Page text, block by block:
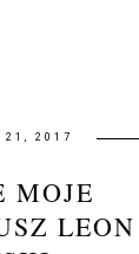
2017
MOJE
LEON